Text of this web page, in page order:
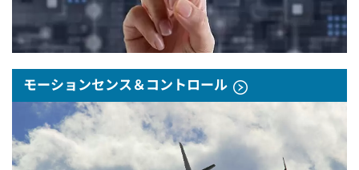
モーションセンス＆コントロール